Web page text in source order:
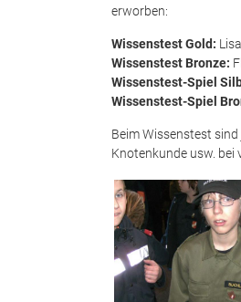
erworben:
Wissenstest Gold:
Wissenstest Bronze:
Wissenstest-Spiel
Wissenstest-Spiel
Beim Wissenstest
Knotenkunde usw.